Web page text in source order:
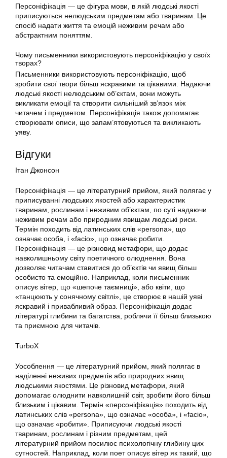
Персоніфікація — це фігура мови, в якій людські якості
приписуються нелюдським предметам або тваринам. Це
спосіб надати життя та емоцій неживим речам або
абстрактним поняттям.
Чому письменники використовують персоніфікацію у своїх
творах?
Письменники використовують персоніфікацію, щоб
зробити свої твори більш яскравими та цікавими. Надаючи
людські якості нелюдським об’єктам, вони можуть
викликати емоції та створити сильніший зв’язок між
читачем і предметом. Персоніфікація також допомагає
створювати описи, що запам’ятовуються та викликають
уяву.
Відгуки
Ітан Джонсон
Персоніфікація — це літературний прийом, який полягає у
приписуванні людських якостей або характеристик
тваринам, рослинам і неживим об’єктам, по суті надаючи
неживим речам або природним явищам людські риси.
Термін походить від латинських слів «persona», що
означає особа, і «facio», що означає робити.
Персоніфікація — це різновид метафори, що додає
навколишньому світу поетичного олюднення. Вона
дозволяє читачам ставитися до об’єктів чи явищ більш
особисто та емоційно. Наприклад, коли письменник
описує вітер, що «шепоче таємниці», або квіти, що
«танцюють у сонячному світлі», це створює в нашій уяві
яскравий і привабливий образ. Персоніфікація додає
літературі глибини та багатства, роблячи її більш близькою
та приємною для читачів.
TurboX
Уособлення — це літературний прийом, який полягає в
наділенні неживих предметів або природних явищ
людськими якостями. Це різновид метафори, який
допомагає олюднити навколишній світ, зробити його більш
близьким і цікавим. Термін «персоніфікація» походить від
латинських слів «persona», що означає «особа», і «facio»,
що означає «робити». Приписуючи людські якості
тваринам, рослинам і різним предметам, цей
літературний прийом посилює психологічну глибину цих
сутностей. Наприклад, коли поет описує вітер як такий, що